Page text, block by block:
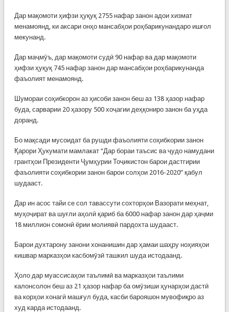
Дар мақомоти ҳифзи ҳуқуқ 2755 нафар занон адои хизмат
менамоянд, ки аксари онҳо мансабҳои роҳбарикунандаро ишғол
мекунанд.
Дар маҷмӯъ, дар мақомоти судӣ 90 нафар ва дар мақомоти
ҳифзи ҳуқуқ 745 нафар занон дар мансабҳои роҳбарикунанда
фаъолият менамоянд.
Шумораи соҳибкорон аз ҳисоби занон беш аз 138 ҳазор нафар
буда, сарварии 20 ҳазору 500 хоҷагии деҳқониро занон ба уҳда
доранд.
Бо мақсади мусоидат ба рушди фаъолияти соҳибкории занон
Қарори Ҳукумати мамлакат “Дар бораи таъсис ва ҷудо намудани
грантҳои Президенти Ҷумҳурии Тоҷикистон барои дастгирии
фаъолияти соҳибкории занон барои солҳои 2016-2020” қабул
шудааст.
Дар ин асос тайи се сол тавассути сохторҳои Вазорати меҳнат,
муҳоҷират ва шуғли аҳолӣ қариб ба 6000 нафар занон дар ҳаҷми
18 миллион сомонӣ ёрии молиявӣ пардохта шудааст.
Барои духтарону занони хонанишин дар ҳамаи шаҳру ноҳияҳои
кишвар марказҳои касбомӯзӣ ташкил шуда истодаанд.
Ҳоло дар муассисаҳои таълимӣ ва марказҳои таълими
калонсолон беш аз 21 ҳазор нафар ба омӯзиши ҳунарҳои дастӣ
ва корҳои хонагӣ машғул буда, касби барояшон мувофиқро аз
худ карда истодаанд.